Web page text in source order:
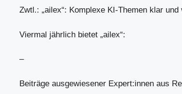
Zwtl.: „ailex“: Komplexe KI-Themen klar
Viermal jährlich bietet „ailex“:
–
Beiträge ausgewiesener Expert:innen aus